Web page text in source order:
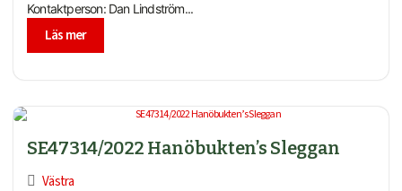
Kontaktperson: Dan Lindström...
Läs mer
SE47314/2022 Hanöbukten’s Sleggan
Västra